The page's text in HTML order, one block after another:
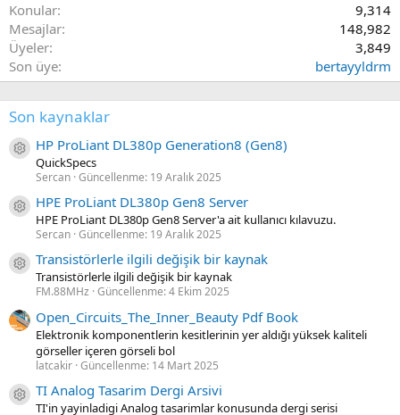
Konular
9,314
Mesajlar
148,982
Üyeler
3,849
Son üye
bertayyldrm
Son kaynaklar
Kaynak ikon/amblem
HP ProLiant DL380p Generation8 (Gen8)
QuickSpecs
Sercan Güncellenme: 19 Aralık 2025
Kaynak ikon/amblem
HPE ProLiant DL380p Gen8 Server
HPE ProLiant DL380p Gen8 Server'a ait kullanıcı kılavuzu.
Sercan Güncellenme: 19 Aralık 2025
Kaynak ikon/amblem
Transistörlerle ilgili değişik bir kaynak
Transistörlerle ilgili değişik bir kaynak
FM.88MHz Güncellenme:4 Ekim 2025
Open_Circuits_The_Inner_Beauty Pdf Book
Elektronik komponentlerin kesitlerinin yer aldığı yüksek kaliteli
görseller içeren görseli bol
latcakir Güncellenme: 14 Mart 2025
Kaynak ikon/amblem
TI Analog Tasarim Dergi Arsivi
TI'in yayinladigi Analog tasarimlar konusunda dergi serisi